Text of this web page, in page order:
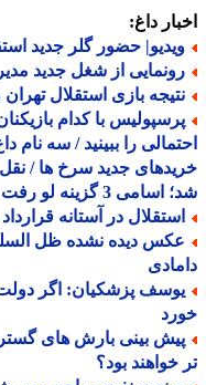
داغ:
حضور گلر جدید
از شغل جدید
بازی استقلال تهران
را ببینید / سه نام
جدید سرخ ها / نقل
3 گزینه لو رفت
در آستانه قرارداد با
دیده نشده ظل السلطنه
پزشکیان: اگر دولت
بینی بارش های گسترده
بود؟